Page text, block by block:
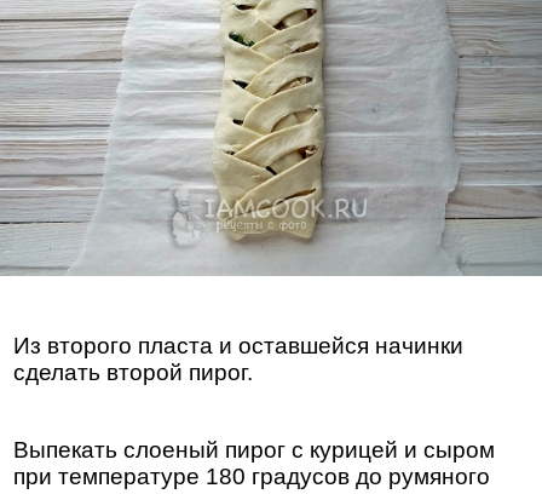
Из второго пласта и оставшейся начинки
сделать второй пирог.
Выпекать слоеный пирог с курицей и сыром
при температуре 180 градусов до румяного